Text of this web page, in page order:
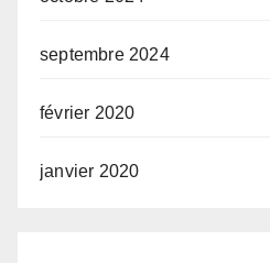
septembre 2024
février 2020
janvier 2020